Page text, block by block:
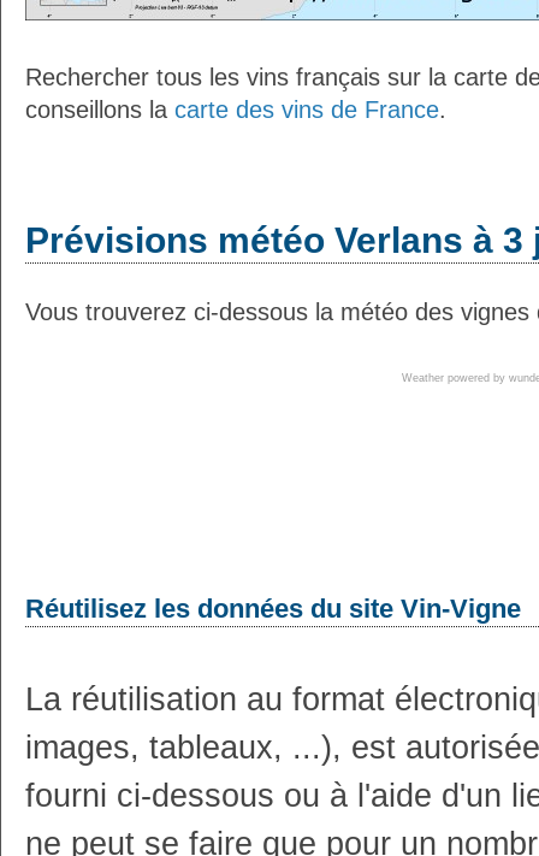
Rechercher tous les vins français sur la carte
conseillons la carte des vins de France.
Prévisions météo Verlans à 3
Vous trouverez ci-dessous la météo des
Weather powered by
Réutilisez les données du site Vin-Vigne
La réutilisation au format
images, tableaux, ...), est
fourni ci-dessous ou à l'aide d'un
ne peut se faire que pour un